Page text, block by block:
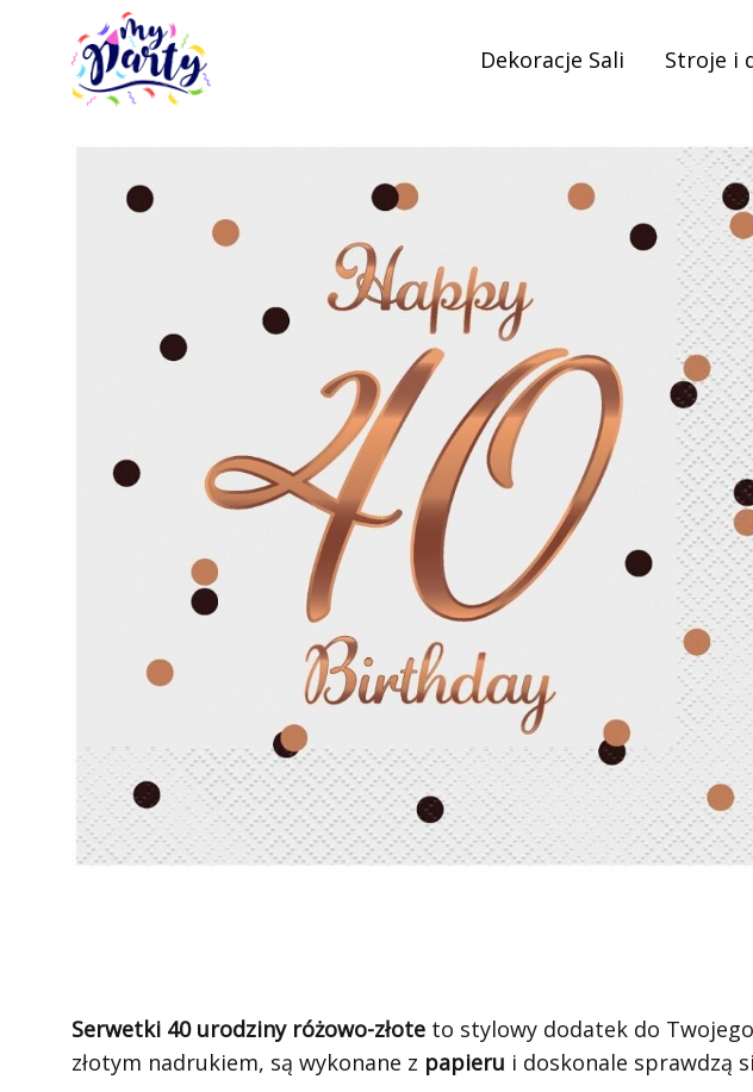
Dekoracje Sali Stroje i
Serwetki 40 urodziny różowo-złote to stylowy dodatek do
złotym nadrukiem, są wykonane z papieru i doskonale sprawdzą